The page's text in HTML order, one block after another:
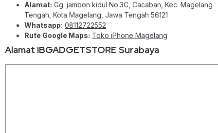
Alamat: Gg. jambon kidul No.3C, Cacaban, Kec. Magelang
Tengah, Kota Magelang, Jawa Tengah 56121
Whatsapp: 08112722552
Rute Google Maps: Toko iPhone Magelang
Alamat IBGADGETSTORE Surabaya